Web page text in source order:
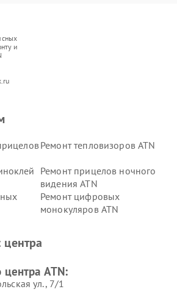
и
Ремонт тепловизоров ATN
Ремонт прицелов ночного
видения ATN
Ремонт цифровых
монокуляров ATN
центра
центра ATN:
ул., 7/1